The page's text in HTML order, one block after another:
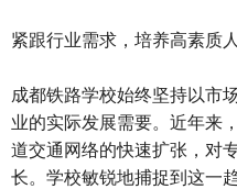
紧跟行业需求，培养高素质
成都铁路学校始终坚持以市
业的实际发展需要。近年来
道交通网络的快速扩张，对
长。学校敏锐地捕捉到这一